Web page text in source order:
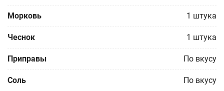
Морковь 1 штука
Чеснок 1 штука
Приправы По вкусу
Соль По вкусу